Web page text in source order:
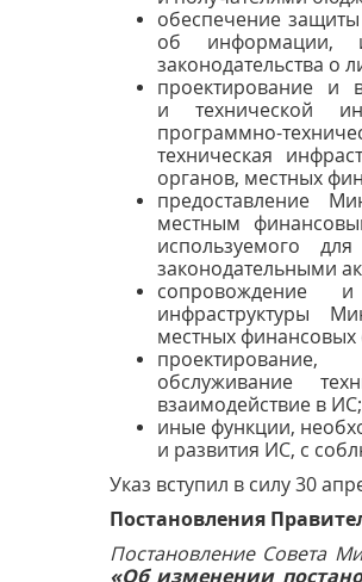
обеспечение
об информации,
законодательства о
проектирование и
и технической
программно-
техническая
органов, местных
предоставление
местным
используемого
законодательными
сопровождение и
инфраструктуры
местных финансовых
обслуживание
взаимодействие в ИС;
иные функции,
и развития ИС, с
Указ вступил в силу 30
Постановления
Постановление Совета
«Об изменении